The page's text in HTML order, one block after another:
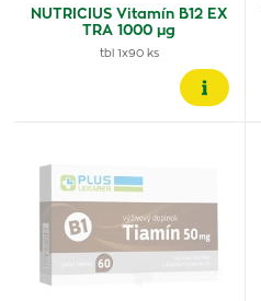
NUTRICIUS Vitamín B12 EX
TRA 1000 μg
tbl 1x90 ks